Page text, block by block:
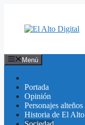
contenido
Menú
Portada
Opinión
Personajes alteños
Historia de El Alto